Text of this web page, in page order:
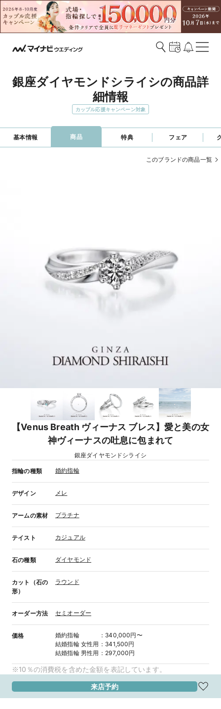
銀座ダイヤモンドシライシの商品詳
細情報
カップル応援キャンペーン対象
基本情報 商品 特典 フェア
このブランドの商品一覧
【Venus Breath ヴィーナス ブレス】愛と美の女
神ヴィーナスの吐息に包まれて
銀座ダイヤモンドシライシ
指輪の種類 婚約指輪
デザイン メレ
アームの素材 プラチナ
テイスト カジュアル
石の種類 ダイヤモンド
カット（石の
形）
ラウンド
オーダー方法 セミオーダー
価格 婚約指輪 ： 340,000円〜
結婚指輪 女性用 ： 341,500円
結婚指輪 男性用 ： 297,000円
※10％の消費税を含めた金額を表記しています。
来店予約